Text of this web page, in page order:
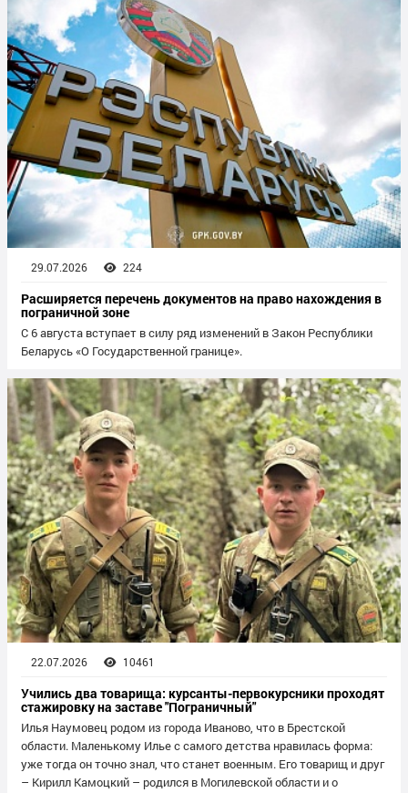
29.07.2026 224
Расширяется перечень документов на право нахождения в
пограничной зоне
С 6 августа вступает в силу ряд изменений в Закон Республики
Беларусь «О Государственной границе».
22.07.2026 10461
Учились два товарища: курсанты-первокурсники проходят
стажировку на заставе "Пограничный"
Илья Наумовец родом из города Иваново, что в Брестской
области. Маленькому Илье с самого детства нравилась форма:
уже тогда он точно знал, что станет военным. Его товарищ и друг
– Кирилл Камоцкий – родился в Могилевской области и о